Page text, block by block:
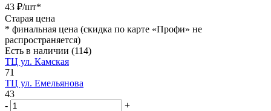
43 ₽/шт*
Старая цена
* финальная цена (скидка по карте «Профи» не
распространяется)
Есть в наличии (114)
ТЦ ул. Камская
71
ТЦ ул. Емельянова
43
-
+